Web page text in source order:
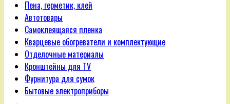
Пена, герметик, клей
Автотовары
Самоклеящаяся пленка
Кварцевые обогреватели и комплектующие
Отделочные материалы
Кронштейны для TV
Фурнитура для сумок
Бытовые электроприборы